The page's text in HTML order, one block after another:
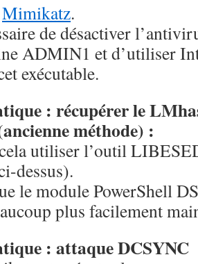
Mimikatz.
de désactiver
ADMIN1 et d’utiliser
exécutable.
: récupérer le
méthode) :
utiliser l’outil
dessus).
le module PowerShell
plus facilement
: attaque DCSYNC